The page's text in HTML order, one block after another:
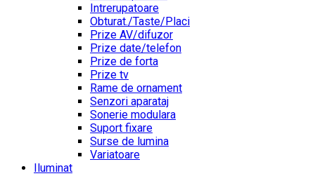
Intrerupatoare
Obturat./Taste/Placi
Prize AV/difuzor
Prize date/telefon
Prize de forta
Prize tv
Rame de ornament
Senzori aparataj
Sonerie modulara
Suport fixare
Surse de lumina
Variatoare
Iluminat